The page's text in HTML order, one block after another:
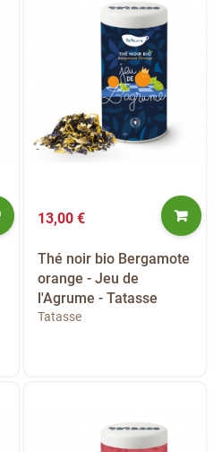
13,00 €
Thé noir bio Bergamote
orange - Jeu de
l'Agrume - Tatasse
Tatasse